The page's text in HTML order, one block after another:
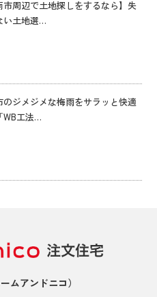
市周辺で土地探しをするなら】失
い土地選…
のジメジメな梅雨をサラッと快適
WB工法…
ムアンドニコ）